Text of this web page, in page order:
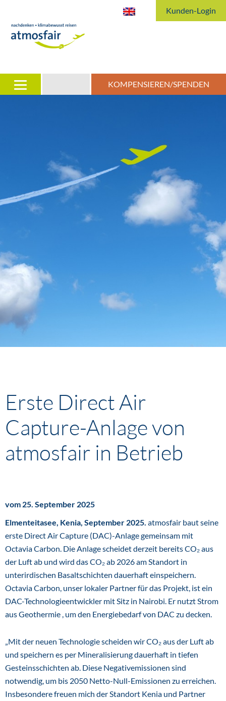
Kunden-Login
KOMPENSIEREN/SPENDEN
Erste Direct Air
Capture-Anlage von
atmosfair in Betrieb
vom 25. September 2025
Elmenteitasee, Kenia, September 2025. atmosfair baut seine
erste Direct Air Capture (DAC)-Anlage gemeinsam mit
Octavia Carbon. Die Anlage scheidet derzeit bereits CO₂ aus
der Luft ab und wird das CO₂ ab 2026 am Standort in
unterirdischen Basaltschichten dauerhaft einspeichern.
Octavia Carbon, unser lokaler Partner für das Projekt, ist ein
DAC-Technologieentwickler mit Sitz in Nairobi. Er nutzt Strom
aus Geothermie , um den Energiebedarf von DAC zu decken.
„Mit der neuen Technologie scheiden wir CO₂ aus der Luft ab
und speichern es per Mineralisierung dauerhaft in tiefen
Gesteinsschichten ab. Diese Negativemissionen sind
notwendig, um bis 2050 Netto-Null-Emissionen zu erreichen.
Insbesondere freuen mich der Standort Kenia und Partner